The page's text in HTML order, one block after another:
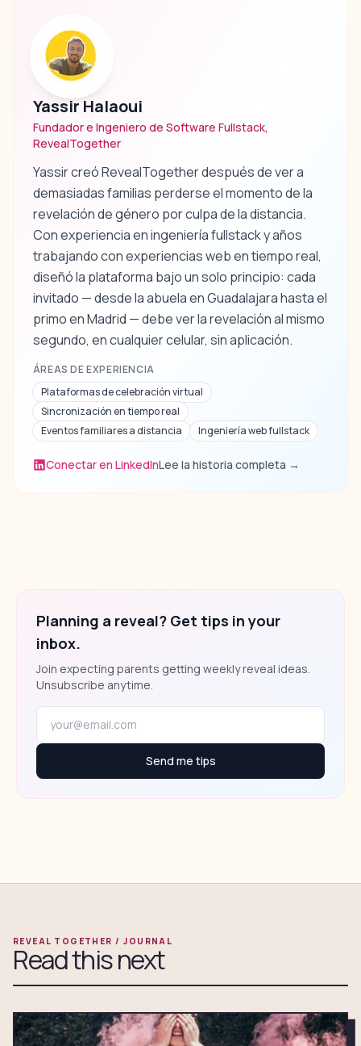
Yassir Halaoui
Fundador e Ingeniero de Software Fullstack,
RevealTogether
Yassir creó RevealTogether después de ver a
demasiadas familias perderse el momento de la
revelación de género por culpa de la distancia.
Con experiencia en ingeniería fullstack y años
trabajando con experiencias web en tiempo real,
diseñó la plataforma bajo un solo principio: cada
invitado — desde la abuela en Guadalajara hasta el
primo en Madrid — debe ver la revelación al mismo
segundo, en cualquier celular, sin aplicación.
ÁREAS DE EXPERIENCIA
Plataformas de celebración virtual
Sincronización en tiempo real
Eventos familiares a distancia
Ingeniería web fullstack
Conectar en LinkedInLee la historia completa →
Planning a reveal? Get tips in your
inbox.
Join expecting parents getting weekly reveal ideas.
Unsubscribe anytime.
Send me tips
REVEAL TOGETHER / JOURNAL
Read this next